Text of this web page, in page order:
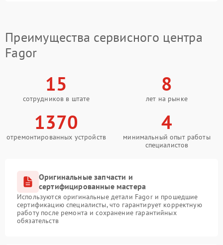
Преимущества сервисного центра
Fagor
15
сотрудников в штате
8
лет на рынке
1370
отремонтированных устройств
4
минимальный опыт работы
специалистов
Оригинальные запчасти и
сертифицированные мастера
Используются оригинальные детали Fagor и прошедшие
сертификацию специалисты, что гарантирует корректную
работу после ремонта и сохранение гарантийных
обязательств